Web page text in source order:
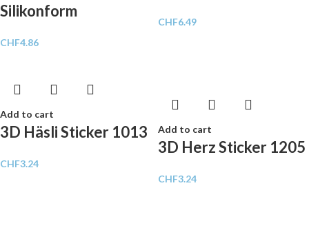
Silikonform
CHF4.86
CHF6.49
Add to cart
3D Häsli Sticker 1013
CHF3.24
Add to cart
3D Herz Sticker 1205
CHF3.24